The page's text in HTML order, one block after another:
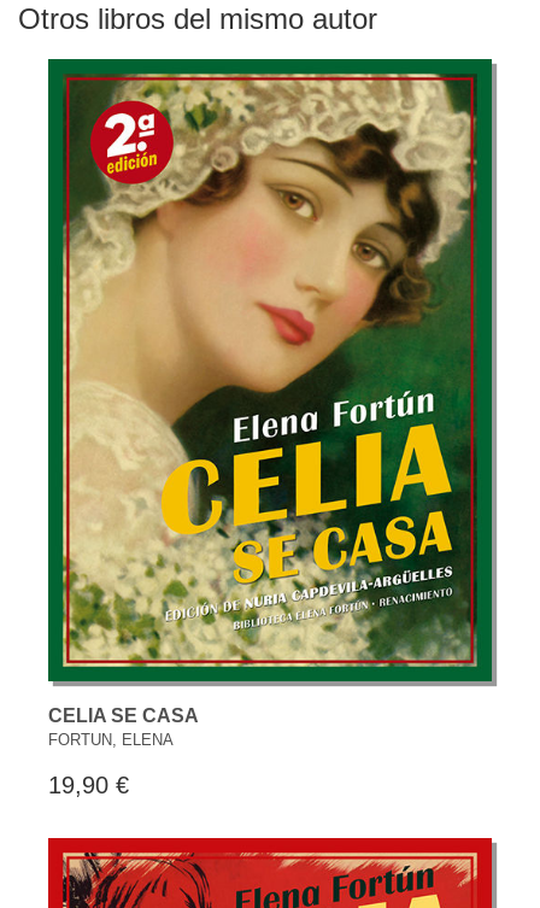
Otros libros del mismo autor
CELIA SE CASA
FORTUN, ELENA
19,90 €